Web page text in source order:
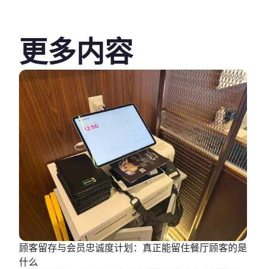
更多内容
顾客留存与会员忠诚度计划：真正能留住餐厅顾客的是
什么